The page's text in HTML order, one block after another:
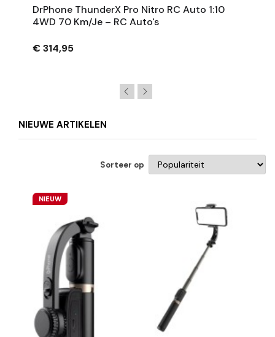
DrPhone ThunderX Pro Nitro RC Auto 1:10
4WD 70 Km/je – RC Auto's
€ 314,95
NIEUWE ARTIKELEN
Sorteer op
NIEUW